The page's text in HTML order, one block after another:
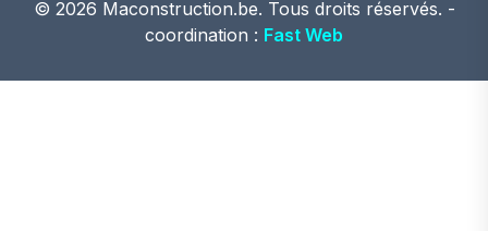
© 2026 Maconstruction.be. Tous droits réservés. -
coordination : Fast Web